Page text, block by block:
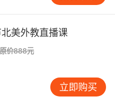
词、装饰卡片，在动手
含义的记忆。甚至嗅觉
时，准备柠檬片
味，多感官体验让单词
复习巩固体系 有效的复
保障。VIPKID 构建了
业针对性强，既有对新
美外教直播课
原价888元
立即购买